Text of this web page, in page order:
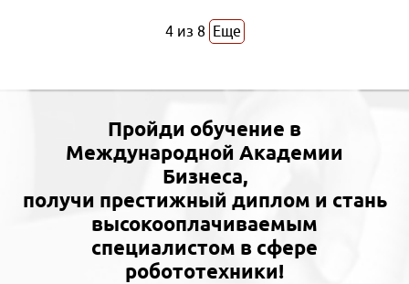
4из 8 Еще
Пройди обучение в
Международной Академии
Бизнеса,
получи престижный диплом и стань
высокооплачиваемым
специалистом в сфере
робототехники!